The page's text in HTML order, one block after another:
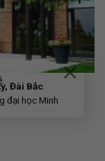
×
Đài Bắc
đại học Minh